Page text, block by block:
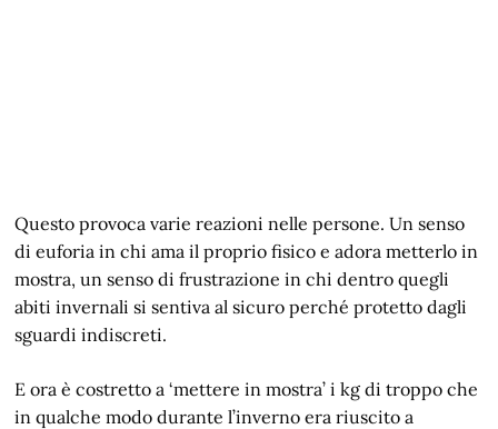
Questo provoca varie reazioni nelle persone. Un senso
di euforia in chi ama il proprio fisico e adora metterlo in
mostra, un senso di frustrazione in chi dentro quegli
abiti invernali si sentiva al sicuro perché protetto dagli
sguardi indiscreti.
E ora è costretto a ‘mettere in mostra’ i kg di troppo che
in qualche modo durante l’inverno era riuscito a